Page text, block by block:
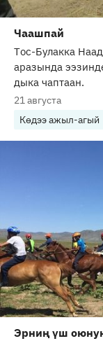
Чаашпай
Тос-Булакка
аразында
дыка чаптаан.
21 августа
Көдээ ажыл-агый
Эрниң үш